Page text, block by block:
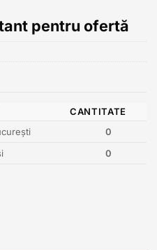
pentru ofertă
CANTITATE
0
0